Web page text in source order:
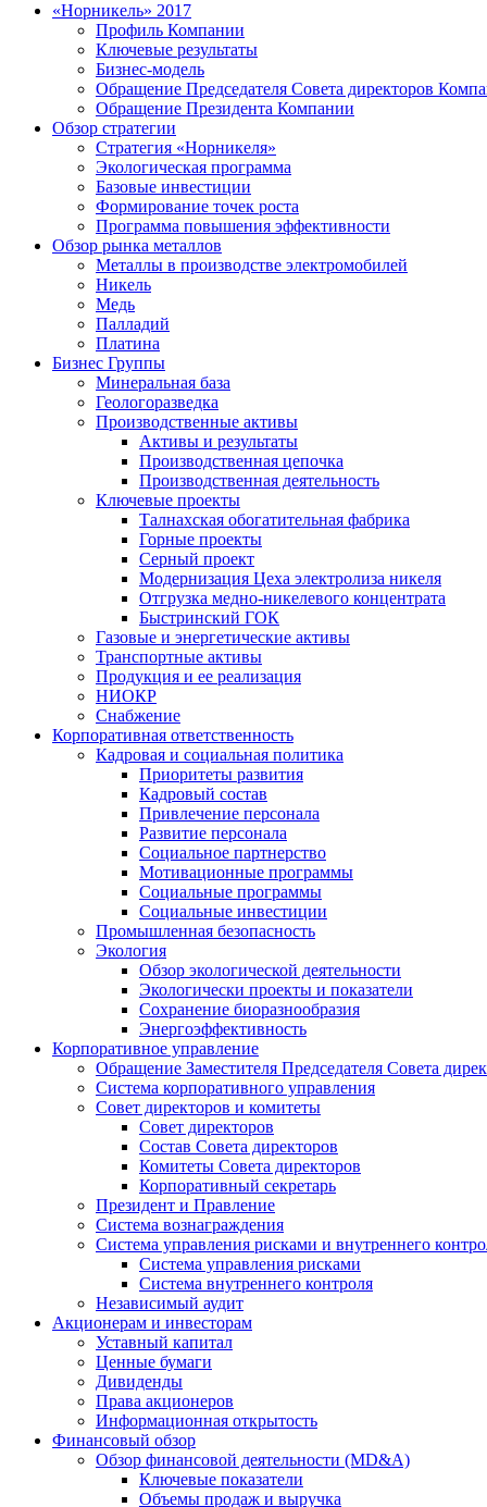
«Норникель» 2017
Профиль Компании
Ключевые результаты
Бизнес-модель
Обращение Председателя Совета директоров
Обращение Президента Компании
Обзор стратегии
Стратегия «Норникеля»
Экологическая программа
Базовые инвестиции
Формирование точек роста
Программа повышения эффективности
Обзор рынка металлов
Металлы в производстве электромобилей
Никель
Медь
Палладий
Платина
Бизнес Группы
Минеральная база
Геологоразведка
Производственные активы
Активы и результаты
Производственная цепочка
Производственная деятельность
Ключевые проекты
Талнахская обогатительная фабрика
Горные проекты
Серный проект
Модернизация Цеха электролиза никеля
Отгрузка медно-никелевого концентрата
Быстринский ГОК
Газовые и энергетические активы
Транспортные активы
Продукция и ее реализация
НИОКР
Снабжение
Корпоративная ответственность
Кадровая и социальная политика
Приоритеты развития
Кадровый состав
Привлечение персонала
Развитие персонала
Социальное партнерство
Мотивационные программы
Социальные программы
Социальные инвестиции
Промышленная безопасность
Экология
Обзор экологической деятельности
Экологически проекты и показатели
Сохранение биоразнообразия
Энергоэффективность
Корпоративное управление
Обращение Заместителя Председателя Совета
Система корпоративного управления
Совет директоров и комитеты
Совет директоров
Состав Совета директоров
Комитеты Совета директоров
Корпоративный секретарь
Президент и Правление
Система вознаграждения
Система управления рисками и внутреннего
Система управления рисками
Система внутреннего контроля
Независимый аудит
Акционерам и инвесторам
Уставный капитал
Ценные бумаги
Дивиденды
Права акционеров
Информационная открытость
Финансовый обзор
Обзор финансовой деятельности (MD&A)
Ключевые показатели
Объемы продаж и выручка